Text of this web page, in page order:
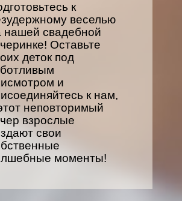
к
веселью
нашей свадебной
Оставьте
деток под
и
к нам,
неповторимый
взрослые
свои
моменты!